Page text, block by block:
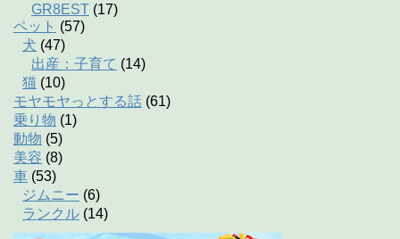
GR8EST (17)
ペット (57)
犬 (47)
出産：子育て (14)
猫 (10)
モヤモヤっとする話 (61)
乗り物 (1)
動物 (5)
美容 (8)
車 (53)
ジムニー (6)
ランクル (14)